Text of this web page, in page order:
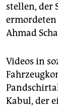
stellen, der
Ahmad
Videos in
Kabul, der